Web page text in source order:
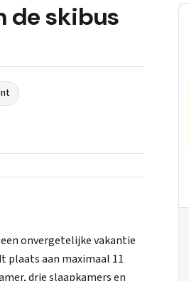
de skibus
onvergetelijke vakantie
plaats aan maximaal 11
drie slaapkamers en